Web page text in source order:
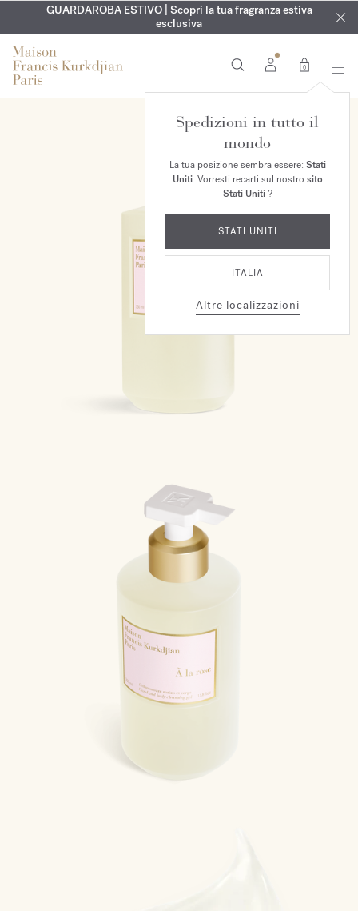
ESCLUSIVO | Scopri la nuova fragranza OUDvelvet moodnel
tuo ordine*
INCISIONE GRATUITA | Su tutte le fragranze e gli oli per il
corpo fino al 9 agosto
GUARDAROBA ESTIVO | Scopri la tua fragranza estiva
esclusiva
0
Spedizioni in tutto il
mondo
La tua posizione sembra essere: Stati
Uniti. Vorresti recarti sul nostro sito
Stati Uniti?
STATI UNITI
ITALIA
Altre localizzazioni